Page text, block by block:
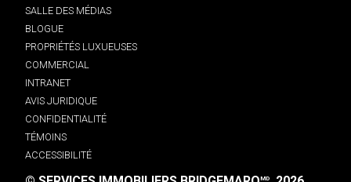
SALLE DES MÉDIAS
BLOGUE
PROPRIÉTÉS LUXUEUSES
COMMERCIAL
INTRANET
AVIS JURIDIQUE
CONFIDENTIALITÉ
TÉMOINS
ACCESSIBILITÉ
MD